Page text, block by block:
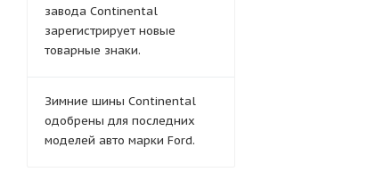
завода Continental
зарегистрирует новые
товарные знаки.
Зимние шины Continental
одобрены для последних
моделей авто марки Ford.